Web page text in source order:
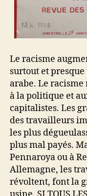
Le racisme
surtout et
arabe. Le
à la politique et
capitalistes. Les
des travailleurs
les plus
plus mal payés.
Pennaroya ou à
Allemagne, les
révoltent, font la